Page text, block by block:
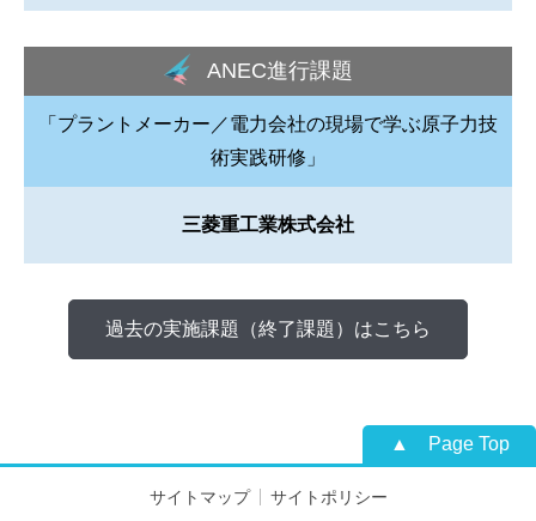
ANEC進行課題
「プラントメーカー／電力会社の現場で学ぶ原子力技
術実践研修」
三菱重工業株式会社
過去の実施課題（終了課題）はこちら
Page Top
サイトマップ サイトポリシー